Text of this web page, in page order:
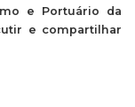
e Portuário da
e compartilhar